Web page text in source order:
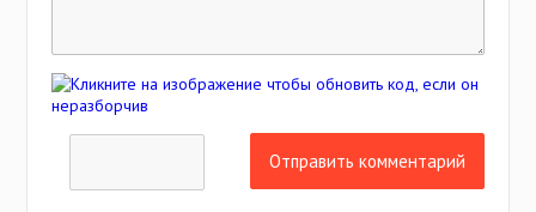
Отправить комментарий